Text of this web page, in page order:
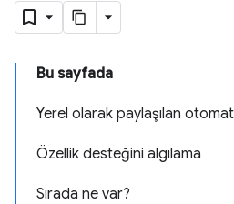
Bu sayfada
Yerel olarak paylaşılan
Özellik desteğini algılama
Sırada ne var?